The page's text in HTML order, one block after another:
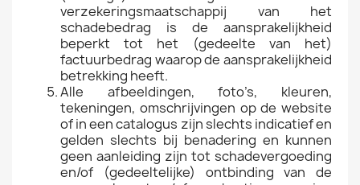
verzekeringsmaatschappij van het
schadebedrag is de aansprakelijkheid
beperkt tot het (gedeelte van het)
factuurbedrag waarop de aansprakelijkheid
betrekking heeft.
Alle afbeeldingen, foto’s, kleuren,
tekeningen, omschrijvingen op de website
of in een catalogus zijn slechts indicatief en
gelden slechts bij benadering en kunnen
geen aanleiding zijn tot schadevergoeding
en/of (gedeeltelijke) ontbinding van de